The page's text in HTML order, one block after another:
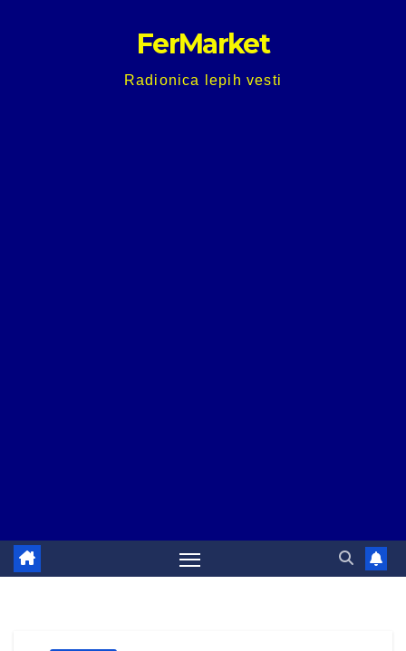
FerMarket
Radionica lepih vesti